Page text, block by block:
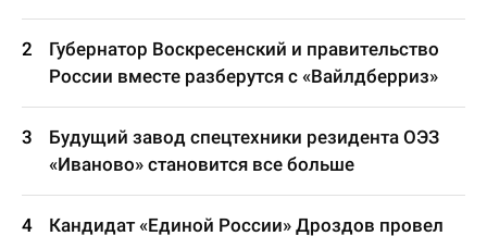
Губернатор Воскресенский и правительство
России вместе разберутся с «Вайлдберриз»
Будущий завод спецтехники резидента ОЭЗ
«Иваново» становится все больше
Кандидат «Единой России» Дроздов провел